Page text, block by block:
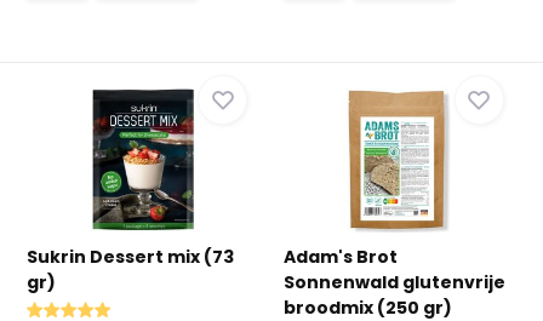
Sukrin Dessert mix (73
gr)
Adam's Brot
Sonnenwald glutenvrije
broodmix (250 gr)